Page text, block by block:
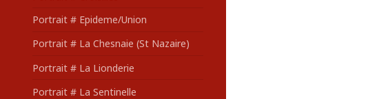
Portrait # Epideme/Union
Portrait # La Chesnaie (St Nazaire)
Portrait # La Lionderie
Portrait # La Sentinelle